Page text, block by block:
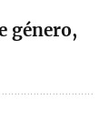
género,